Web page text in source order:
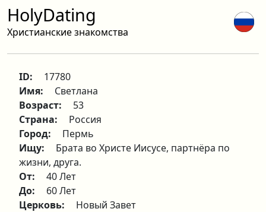
HolyDating
Христианские знакомства
ID:
17780
Имя:
Светлана
Возраст:
53
Страна:
Россия
Город:
Пермь
Ищу:
Брата во Христе Иисусе, партнёра по
жизни, друга.
От:
40 Лет
До:
60 Лет
Церковь:
Новый Завет